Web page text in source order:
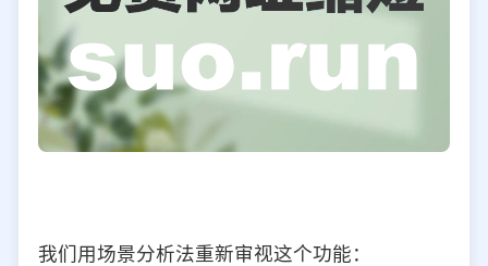
我们用场景分析法重新审视这个功能：